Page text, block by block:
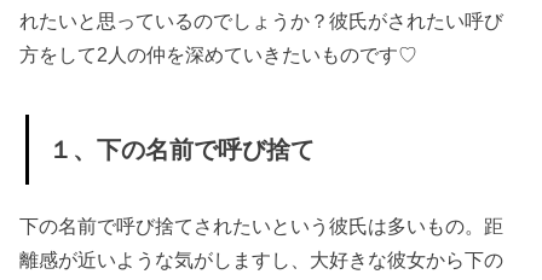
れたいと思っているのでしょうか？彼氏がされたい呼び
方をして2人の仲を深めていきたいものです♡
１、下の名前で呼び捨て
下の名前で呼び捨てされたいという彼氏は多いもの。距
離感が近いような気がしますし、大好きな彼女から下の